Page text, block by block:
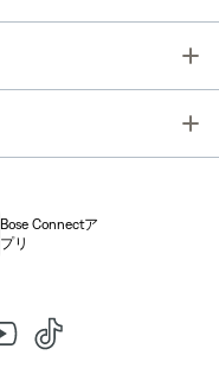
Bose Connectア
プリ